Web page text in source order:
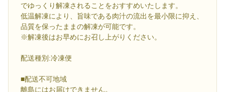
でゆっくり解凍されることをおすすめいたします。
低温解凍により、旨味である肉汁の流出を最小限に抑え、
品質を保ったままの解凍が可能です。
※解凍後はお早めにお召し上がりください。
配送種別:冷凍便
■配送不可地域
離島にはお届けできません。